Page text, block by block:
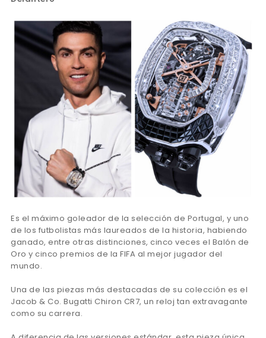
Es el máximo goleador de la selección de Portugal, y uno
de los futbolistas más laureados de la historia, habiendo
ganado, entre otras distinciones, cinco veces el Balón de
Oro y cinco premios de la FIFA al mejor jugador del
mundo.
Una de las piezas más destacadas de su colección es el
Jacob & Co. Bugatti Chiron CR7, un reloj tan extravagante
como su carrera.